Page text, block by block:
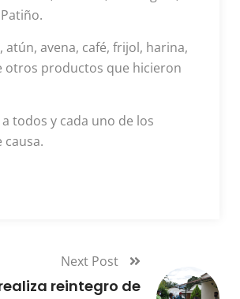
avena, café, frijol, harina,
otros productos que hicieron
todos y cada uno de los
Next Post
realiza reintegro de